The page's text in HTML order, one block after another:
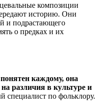
композиции
историю. Они
и подрастающего
о предках и их
каждому, она
различия в культуре и
специалист по фольклору.